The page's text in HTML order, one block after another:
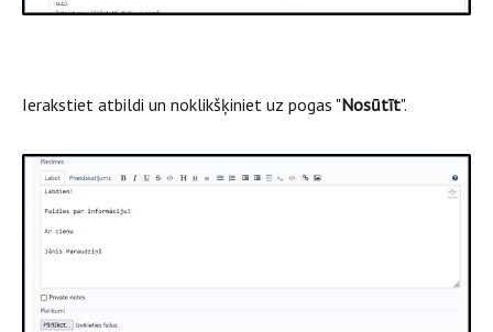
Ierakstiet atbildi un noklikšķiniet uz pogas "Nosūtīt".